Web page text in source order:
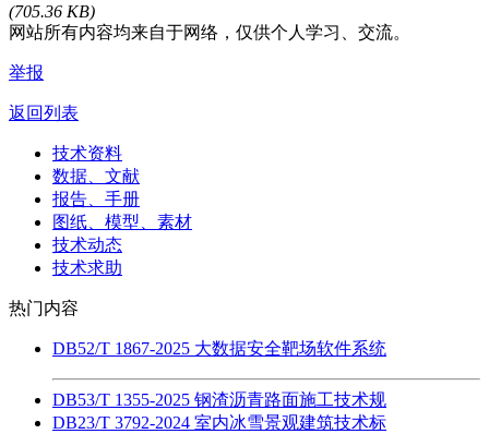
(705.36 KB)
网站所有内容均来自于网络，仅供个人学习、交流。
举报
返回列表
技术资料
数据、文献
报告、手册
图纸、模型、素材
技术动态
技术求助
热门内容
DB52/T 1867-2025 大数据安全靶场软件系统
DB53/T 1355-2025 钢渣沥青路面施工技术规
DB23/T 3792-2024 室内冰雪景观建筑技术标